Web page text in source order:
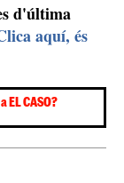
d'última
aquí, és
EL CASO?